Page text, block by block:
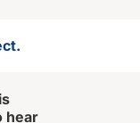
hear